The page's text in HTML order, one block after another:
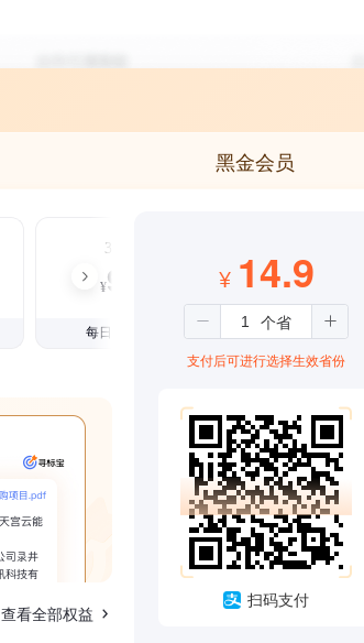
黑金会员
3个月
¥99
每日仅1.08元
查看全部权益
¥ 14.9
支付后可进行选择生效省份
扫码支付